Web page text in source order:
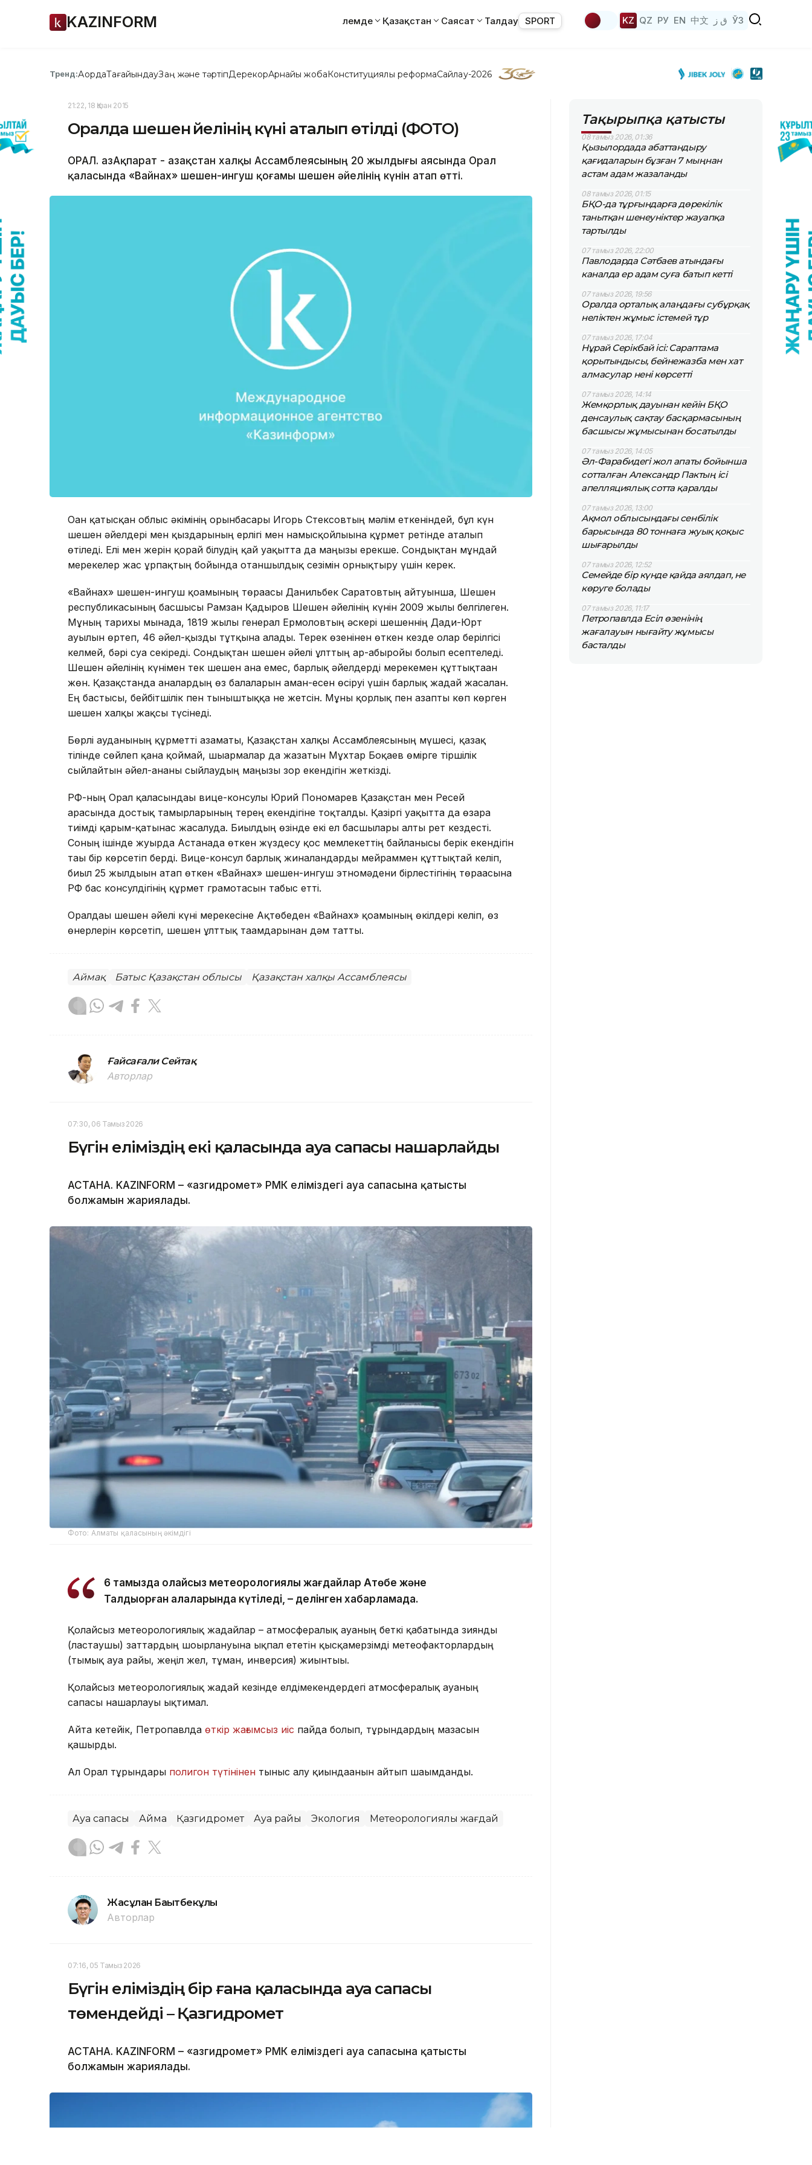
KAZINFORM Әлемде Қазақстан Саясат Талдау SPORT KZ QZ РУ EN 中文 ق ز ЎЗ
Тренд:АқордаТағайындауЗаң және тәртіпДерекқорАрнайы жобаКонституциялық реформаСайлау-2026
21:22, 18 Қазан 2015
Оралда шешен әйелінің күні аталып өтілді (ФОТО)
ОРАЛ. ҚазАқпарат - Қазақстан халқы Ассамблеясының 20 жылдығы аясында Орал
қаласында «Вайнах» шешен-ингуш қоғамы шешен әйелінің күнін атап өтті.
Оған қатысқан облыс әкімінің орынбасары Игорь Стексовтың мәлім еткеніндей, бұл күн
шешен әйелдері мен қыздарының ерлігі мен намысқойлығына құрмет ретінде аталып
өтіледі. Елі мен жерін қорғай білудің қай уақытта да маңызы ерекше. Сондықтан мұндай
мерекелер жас ұрпақтың бойында отаншылдық сезімін орнықтыру үшін керек.
«Вайнах» шешен-ингуш қоғамының төрағасы Данильбек Саратовтың айтуынша, Шешен
республикасының басшысы Рамзан Қадыров Шешен әйелінің күнін 2009 жылы белгілеген.
Мұның тарихы мынада, 1819 жылы генерал Ермоловтың әскері шешеннің Дади-Юрт
ауылын өртеп, 46 әйел-қызды тұтқынға алады. Терек өзенінен өткен кезде олар берілгісі
келмей, бәрі суға секіреді. Сондықтан шешен әйелі ұлттың ар-абыройы болып есептеледі.
Шешен әйелінің күнімен тек шешен ғана емес, барлық әйелдерді мерекемен құттықтаған
жөн. Қазақстанда аналардың өз балаларын аман-есен өсіруі үшін барлық жағдай жасалған.
Ең бастысы, бейбітшілік пен тыныштыққа не жетсін. Мұны қорлық пен азапты көп көрген
шешен халқы жақсы түсінеді.
Бөрлі ауданының құрметті азаматы, Қазақстан халқы Ассамблеясының мүшесі, қазақ
тілінде сөйлеп қана қоймай, шығармалар да жазатын Мұхтар Боқаев өмірге тіршілік
сыйлайтын әйел-ананы сыйлаудың маңызы зор екендігін жеткізді.
РФ-ның Орал қаласындағы вице-консулы Юрий Пономарев Қазақстан мен Ресей
арасында достық тамырларының терең екендігіне тоқталды. Қазіргі уақытта да өзара
тиімді қарым-қатынас жасалуда. Биылдың өзінде екі ел басшылары алты рет кездесті.
Соның ішінде жуырда Астанада өткен жүздесу қос мемлекеттің байланысы берік екендігін
тағы бір көрсетіп берді. Вице-консул барлық жиналғандарды мейраммен құттықтай келіп,
биыл 25 жылдығын атап өткен «Вайнах» шешен-ингуш этномәдени бірлестігінің төрағасына
РФ бас консулдігінің құрмет грамотасын табыс етті.
Оралдағы шешен әйелі күні мерекесіне Ақтөбеден «Вайнах» қоғамының өкілдері келіп, өз
өнерлерін көрсетіп, шешен ұлттық тағамдарынан дәм татты.
Аймақ Батыс Қазақстан облысы Қазақстан халқы Ассамблеясы
Ғайсағали Сейтақ
Авторлар
07:30, 06 Тамыз 2026
Бүгін еліміздің екі қаласында ауа сапасы нашарлайды
АСТАНА. KAZINFORM – «Қазгидромет» РМК еліміздегі ауа сапасына қатысты
болжамын жариялады.
Фото: Алматы қаласының әкімдігі
6 тамызда қолайсыз метеорологиялық жағдайлар Ақтөбе және
Талдықорған қалаларында күтіледі, – делінген хабарламада.
Қолайсыз метеорологиялық жағдайлар – атмосфералық ауаның беткі қабатында зиянды
(ластаушы) заттардың шоғырлануына ықпал ететін қысқамерзімді метеофакторлардың
(тымық ауа райы, жеңіл жел, тұман, инверсия) жиынтығы.
Қолайсыз метеорологиялық жағдай кезінде елдімекендердегі атмосфералық ауаның
сапасы нашарлауы ықтимал.
Айта кетейік, Петропавлда өткір жағымсыз иіс пайда болып, тұрғындардың мазасын
қашырды.
Ал Орал тұрғындары полигон түтінінен тыныс алу қиындағанын айтып шағымданды.
Ауа сапасы Аймақ Қазгидромет Ауа райы Экология Метеорологиялық жағдай
Жасұлан Бақытбекұлы
Авторлар
07:16, 05 Тамыз 2026
Бүгін еліміздің бір ғана қаласында ауа сапасы
төмендейді – Қазгидромет
АСТАНА. KAZINFORM – «Қазгидромет» РМК еліміздегі ауа сапасына қатысты
болжамын жариялады.
Тақырыпқа қатысты
08 тамыз 2026, 01:36
Қызылордада абаттандыру
қағидаларын бұзған 7 мыңнан
астам адам жазаланды
08 тамыз 2026, 01:15
БҚО-да тұрғындарға дөрекілік
танытқан шенеуніктер жауапқа
тартылды
07 тамыз 2026, 22:00
Павлодарда Сәтбаев атындағы
каналда ер адам суға батып кетті
07 тамыз 2026, 19:56
Оралда орталық алаңдағы субұрқақ
неліктен жұмыс істемей тұр
07 тамыз 2026, 17:04
Нұрай Серікбай ісі: Сараптама
қорытындысы, бейнежазба мен хат
алмасулар нені көрсетті
07 тамыз 2026, 14:14
Жемқорлық дауынан кейін БҚО
денсаулық сақтау басқармасының
басшысы жұмысынан босатылды
07 тамыз 2026, 14:05
Әл-Фарабидегі жол апаты бойынша
сотталған Александр Пактың ісі
апелляциялық сотта қаралды
07 тамыз 2026, 13:00
Ақмол облысындағы сенбілік
барысында 80 тоннаға жуық қоқыс
шығарылды
07 тамыз 2026, 12:52
Семейде бір күнде қайда аялдап, не
көруге болады
07 тамыз 2026, 11:17
Петропавлда Есіл өзенінің
жағалауын нығайту жұмысы
басталды